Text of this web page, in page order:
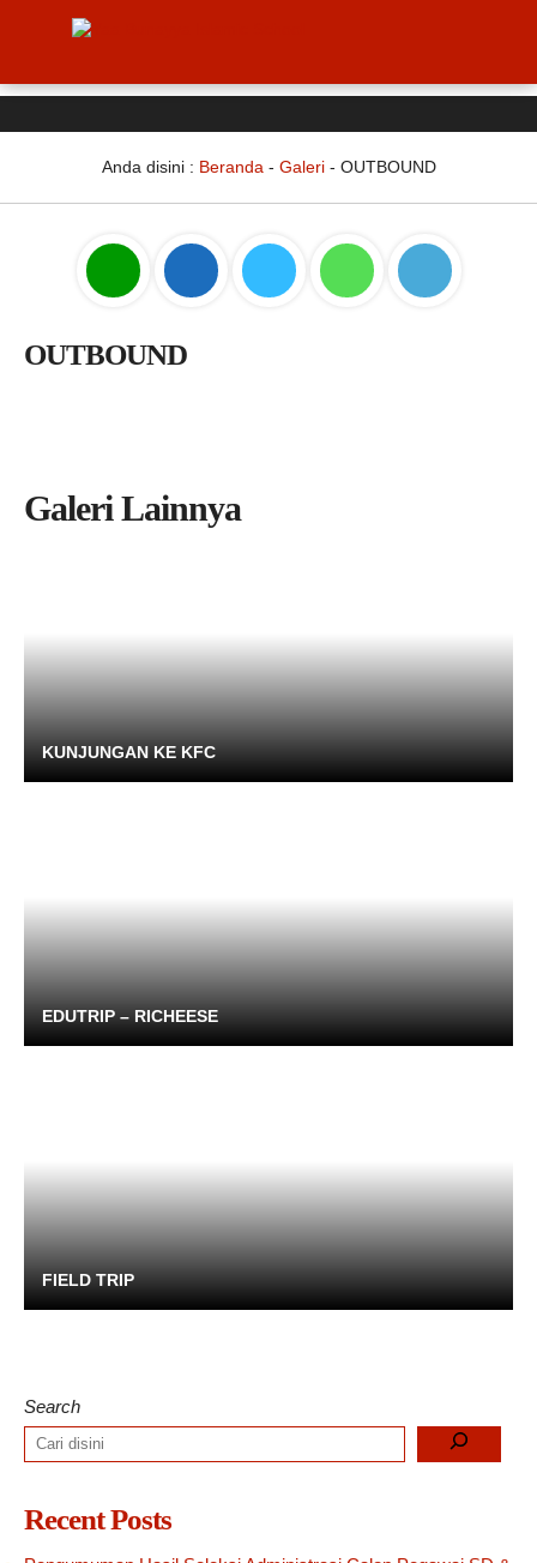
Anda disini : Beranda - Galeri- OUTBOUND
OUTBOUND
Galeri Lainnya
KUNJUNGAN KE KFC
EDUTRIP – RICHEESE
FIELD TRIP
Search
Recent Posts